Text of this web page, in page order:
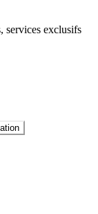
services exclusifs